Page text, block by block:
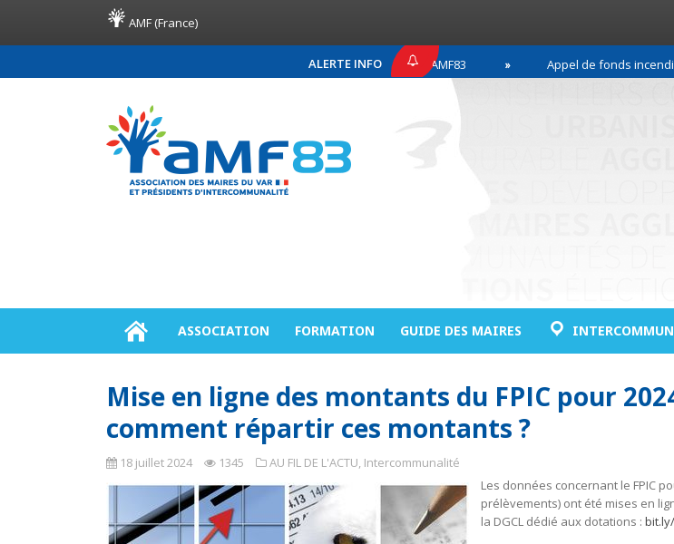
AMF (France)
ALERTE INFO
COMMUNIQUÉ DE PRESSE AMF83 Appel de fonds incendies
ASSOCIATION FORMATION GUIDE DES MAIRES
Mise en ligne des montants du FPIC pour
comment répartir ces montants ?
18 juillet 2024 1345 AU FIL DE L'ACTU, Intercommunalité
Les données concernant le FPIC
prélèvements) ont été mises en
la DGCL dédié aux dotations :